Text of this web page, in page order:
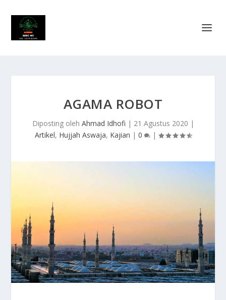
AGAMA ROBOT
Diposting oleh Ahmad Idhofi | 21 Agustus 2020 |
Artikel, Hujjah Aswaja, Kajian | 0 |